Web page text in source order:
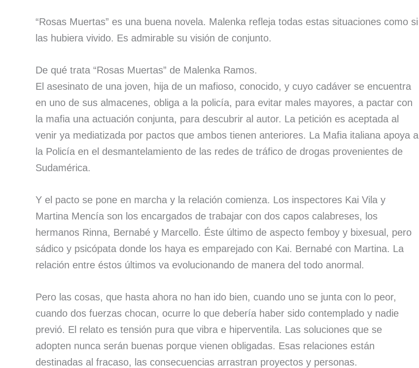
“Rosas Muertas” es una buena novela. Malenka refleja todas estas situaciones como si
las hubiera vivido. Es admirable su visión de conjunto.
De qué trata “Rosas Muertas” de Malenka Ramos.
El asesinato de una joven, hija de un mafioso, conocido, y cuyo cadáver se encuentra
en uno de sus almacenes, obliga a la policía, para evitar males mayores, a pactar con
la mafia una actuación conjunta, para descubrir al autor. La petición es aceptada al
venir ya mediatizada por pactos que ambos tienen anteriores. La Mafia italiana apoya a
la Policía en el desmantelamiento de las redes de tráfico de drogas provenientes de
Sudamérica.
Y el pacto se pone en marcha y la relación comienza. Los inspectores Kai Vila y
Martina Mencía son los encargados de trabajar con dos capos calabreses, los
hermanos Rinna, Bernabé y Marcello. Éste último de aspecto femboy y bixesual, pero
sádico y psicópata donde los haya es emparejado con Kai. Bernabé con Martina. La
relación entre éstos últimos va evolucionando de manera del todo anormal.
Pero las cosas, que hasta ahora no han ido bien, cuando uno se junta con lo peor,
cuando dos fuerzas chocan, ocurre lo que debería haber sido contemplado y nadie
previó. El relato es tensión pura que vibra e hiperventila. Las soluciones que se
adopten nunca serán buenas porque vienen obligadas. Esas relaciones están
destinadas al fracaso, las consecuencias arrastran proyectos y personas.